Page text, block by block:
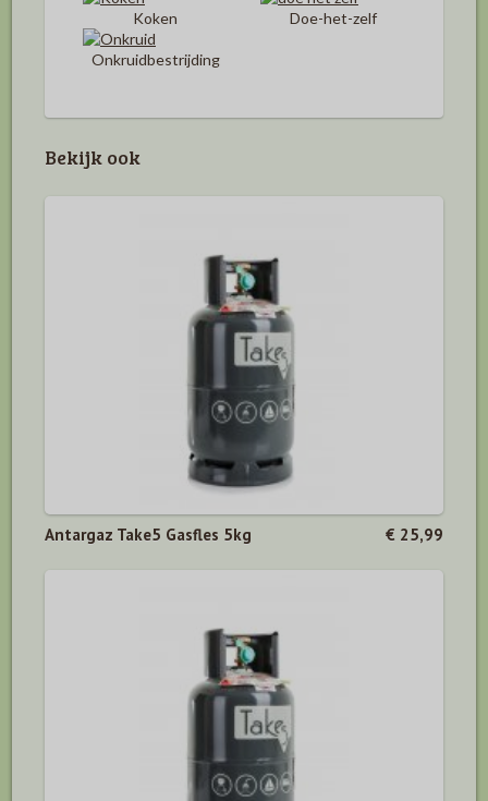
Koken Doe-het-zelf
Onkruidbestrijding
Bekijk ook
Antargaz Take5 Gasfles 5kg € 25,99